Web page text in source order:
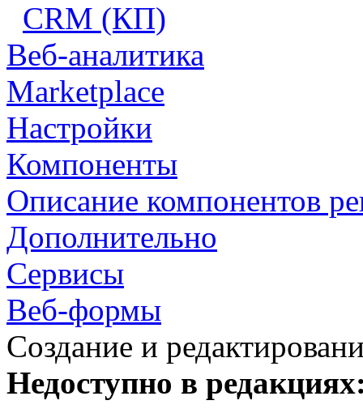
CRM (КП)
Веб-аналитика
Marketplace
Настройки
Компоненты
Описание компонентов
Дополнительно
Сервисы
Веб-формы
Создание и
Недоступно в